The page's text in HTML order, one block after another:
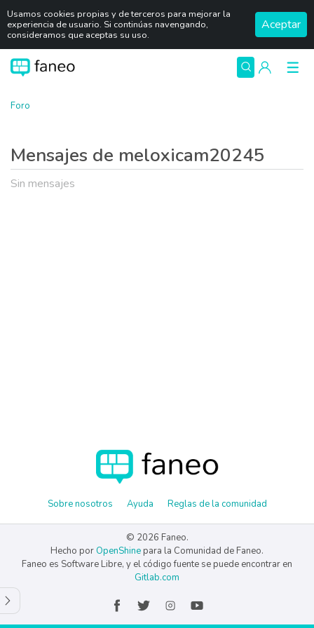
Usamos cookies propias y de terceros para mejorar la
experiencia de usuario. Si continúas navengando,
consideramos que aceptas su uso.
Aceptar
Foro
Mensajes de meloxicam20245
Sin mensajes
Sobre nosotros Ayuda Reglas de la comunidad
© 2026 Faneo.
Hecho por OpenShine para la Comunidad de Faneo.
Faneo es Software Libre, y el código fuente se puede encontrar en
Gitlab.com